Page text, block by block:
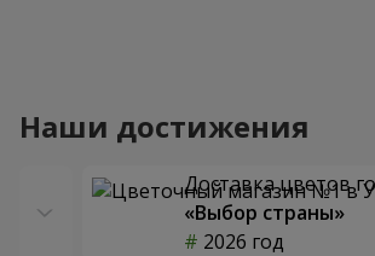
Наши достижения
Доставка цветов
«Выбор страны»
2026 год